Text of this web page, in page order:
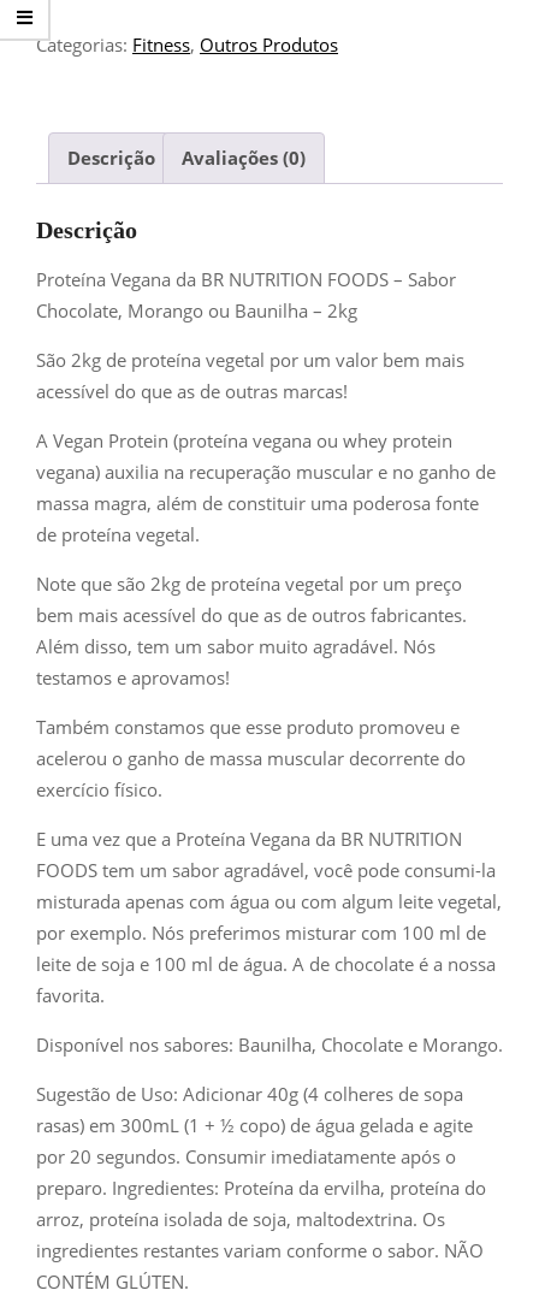
Categorias: Fitness, Outros Produtos
Descrição Avaliações (0)
Descrição
Proteína Vegana da BR NUTRITION FOODS – Sabor
Chocolate, Morango ou Baunilha – 2kg
São 2kg de proteína vegetal por um valor bem mais
acessível do que as de outras marcas!
A Vegan Protein (proteína vegana ou whey protein
vegana) auxilia na recuperação muscular e no ganho de
massa magra, além de constituir uma poderosa fonte
de proteína vegetal.
Note que são 2kg de proteína vegetal por um preço
bem mais acessível do que as de outros fabricantes.
Além disso, tem um sabor muito agradável. Nós
testamos e aprovamos!
Também constamos que esse produto promoveu e
acelerou o ganho de massa muscular decorrente do
exercício físico.
E uma vez que a Proteína Vegana da BR NUTRITION
FOODS tem um sabor agradável, você pode consumi-la
misturada apenas com água ou com algum leite vegetal,
por exemplo. Nós preferimos misturar com 100 ml de
leite de soja e 100 ml de água. A de chocolate é a nossa
favorita.
Disponível nos sabores: Baunilha, Chocolate e Morango.
Sugestão de Uso: Adicionar 40g (4 colheres de sopa
rasas) em 300mL (1 + ½ copo) de água gelada e agite
por 20 segundos. Consumir imediatamente após o
preparo. Ingredientes: Proteína da ervilha, proteína do
arroz, proteína isolada de soja, maltodextrina. Os
ingredientes restantes variam conforme o sabor. NÃO
CONTÉM GLÚTEN.